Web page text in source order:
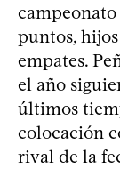
campeonato
puntos,
empates.
el año
últimos
colocación
rival de la